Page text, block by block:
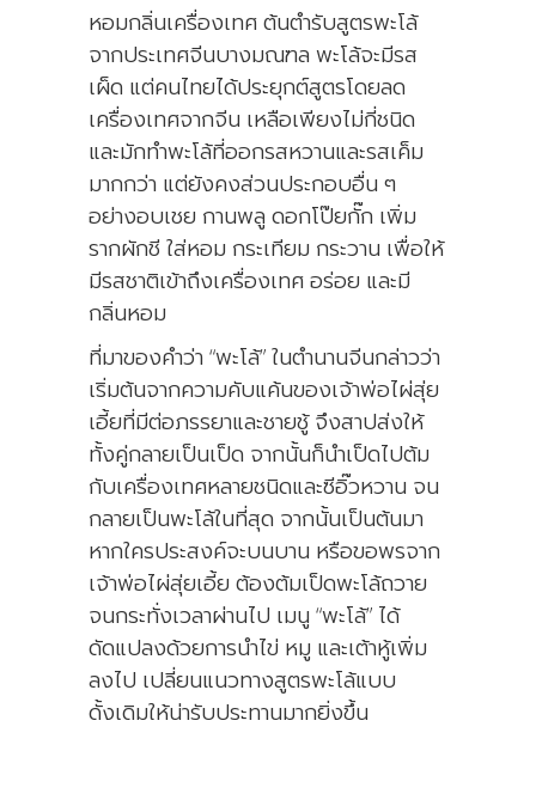
หอมกลิ่นเครื่องเทศ ต้นตำรับสูตรพะโล้
จากประเทศจีนบางมณฑล พะโล้จะมีรส
เผ็ด แต่คนไทยได้ประยุกต์สูตรโดยลด
เครื่องเทศจากจีน เหลือเพียงไม่กี่ชนิด
และมักทำพะโล้ที่ออกรสหวานและรสเค็ม
มากกว่า แต่ยังคงส่วนประกอบอื่น ๆ
อย่างอบเชย กานพลู ดอกโป๊ยกั๊ก เพิ่ม
รากผักชี ใส่หอม กระเทียม กระวาน เพื่อให้
มีรสชาติเข้าถึงเครื่องเทศ อร่อย และมี
กลิ่นหอม
ที่มาของคำว่า “พะโล้” ในตำนานจีนกล่าวว่า
เริ่มต้นจากความคับแค้นของเจ้าพ่อไผ่สุ่ย
เอี้ยที่มีต่อภรรยาและชายชู้ จึงสาปส่งให้
ทั้งคู่กลายเป็นเป็ด จากนั้นก็นำเป็ดไปต้ม
กับเครื่องเทศหลายชนิดและซีอิ๊วหวาน จน
กลายเป็นพะโล้ในที่สุด จากนั้นเป็นต้นมา
หากใครประสงค์จะบนบาน หรือขอพรจาก
เจ้าพ่อไผ่สุ่ยเอี้ย ต้องต้มเป็ดพะโล้ถวาย
จนกระทั่งเวลาผ่านไป เมนู “พะโล้” ได้
ดัดแปลงด้วยการนำไข่ หมู และเต้าหู้เพิ่ม
ลงไป เปลี่ยนแนวทางสูตรพะโล้แบบ
ดั้งเดิมให้น่ารับประทานมากยิ่งขึ้น